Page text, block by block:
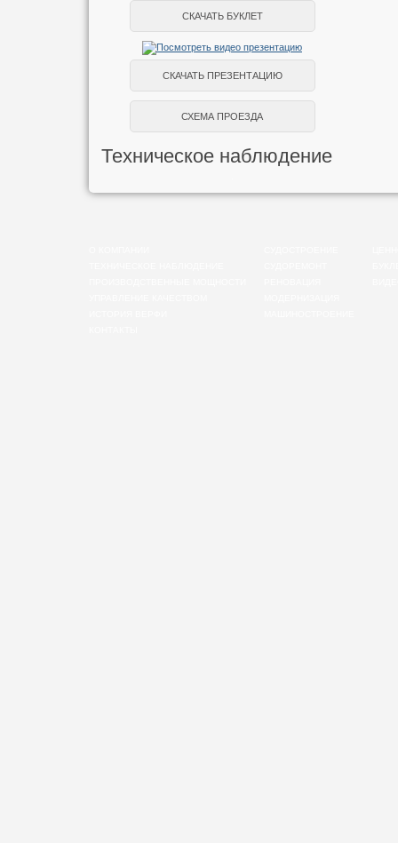
СКАЧАТЬ БУКЛЕТ
СКАЧАТЬ ПРЕЗЕНТАЦИЮ
СХЕМА ПРОЕЗДА
Техническое наблюдение